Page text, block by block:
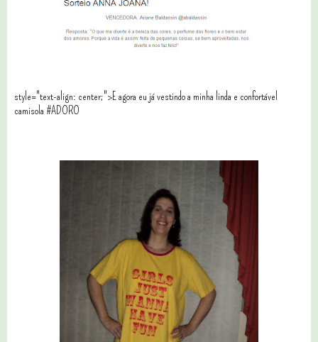
style="text-align: center;">E agora eu já vestindo a minha linda e confortável
camisola #ADORO